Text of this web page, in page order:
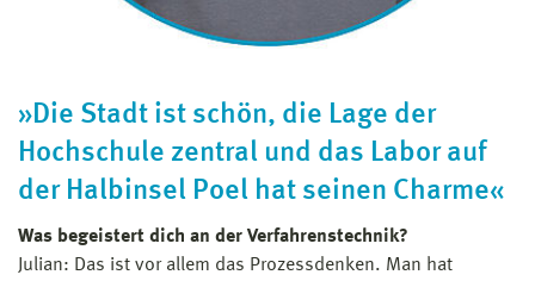
2008 habe ich angefangen, in Wismar zu studieren und
danach gleich den Master rangehangen. Mein erster
IBB House of Engineering. Dort hatte ich die
Möglichkeit, mich im Bereich CAD, speziell mit Creo,
weiterzubilden. Die Firma hat mich dann – je nach
Bedarf – an verschiedene Unternehmen vermittelt.
auch Auslandserfahrung in Südkorea sammeln konnte!
»Die Stadt ist schön, die Lage der
Hochschule zentral und das Labor auf
der Halbinsel Poel hat seinen Charme«
Was begeistert dich an der Verfahrenstechnik?
Julian: Das ist vor allem das Prozessdenken. Man hat